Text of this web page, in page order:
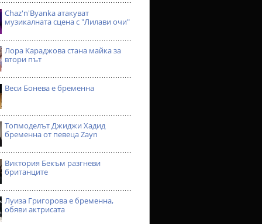
Chaz'n'Byanka атакуват
музикалната сцена с "Лилави очи"
Лора Караджова стана майка за
втори път
Веси Бонева е бременна
Топмоделът Джиджи Хадид
бременна от певеца Zayn
Виктория Бекъм разгневи
британците
Луиза Григорова е бременна,
обяви актрисата